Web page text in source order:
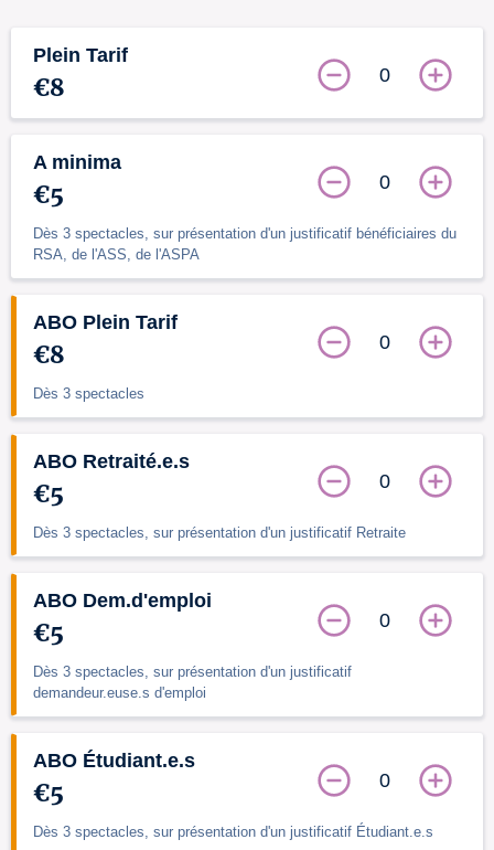
Plein Tarif
€8 0
A minima
€5
Dès 3 spectacles, sur présentation d'un justificatif bénéficiaires du
RSA, de l'ASS, de l'ASPA
0
ABO Plein Tarif
€8
Dès 3 spectacles
0
ABO Retraité.e.s
€5
Dès 3 spectacles, sur présentation d'un justificatif Retraite
0
ABO Dem.d'emploi
€5
Dès 3 spectacles, sur présentation d'un justificatif
demandeur.euse.s d'emploi
0
ABO Étudiant.e.s
€5
Dès 3 spectacles, sur présentation d'un justificatif Étudiant.e.s
0